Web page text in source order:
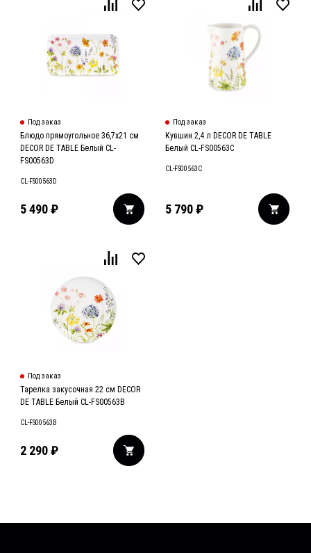
Под заказ
Блюдо прямоугольное 36,7х21 см
DECOR DE TABLE Белый CL-
FS00563D
CL-FS00563D
5 490₽
Под заказ
Кувшин 2,4 л DECOR DE TABLE
Белый CL-FS00563C
CL-FS00563C
5 790 ₽
Под заказ
Тарелка закусочная 22 см DECOR
DE TABLE Белый CL-FS00563B
CL-FS00563B
2 290₽